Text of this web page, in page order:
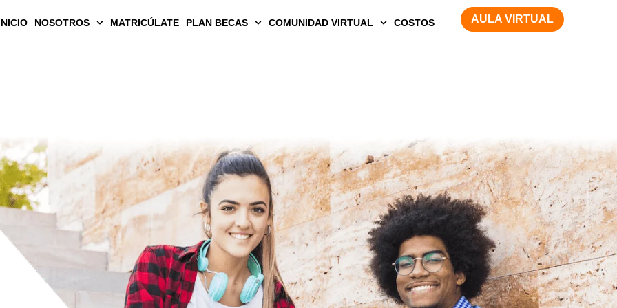
NOSOTROS MATRICÚLATE​ PLAN BECAS COMUNIDAD VIRTUAL COSTOS AULA VIRTUAL